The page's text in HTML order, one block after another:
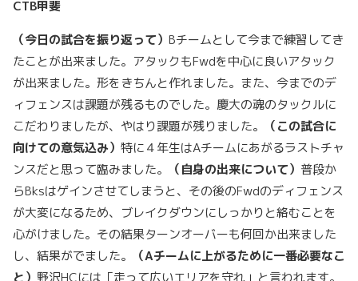
CTB甲斐
（今日の試合を振り返って） Bチームとして今まで練習してき
たことが出来ました。アタックもFwdを中心に良いアタック
が出来ました。形をきちんと作れました。また、今までのデ
ィフェンスは課題が残るものでした。慶大の魂のタックルに
こだわりましたが、やはり課題が残りました。
（この試合に
向けての意気込み） 特に４年生はAチームにあがるラストチャ
ンスだと思って臨みました。
（自身の出来について） 普段か
らBksはゲインさせてしまうと、その後のFwdのディフェンス
が大変になるため、ブレイクダウンにしっかりと絡むことを
心がけました。その結果ターンオーバーも何回か出来ました
し、結果がでました。
（Aチームに上がるために一番必要なこ
と） 野沢HCには「走って広いエリアを守れ」と言われます。